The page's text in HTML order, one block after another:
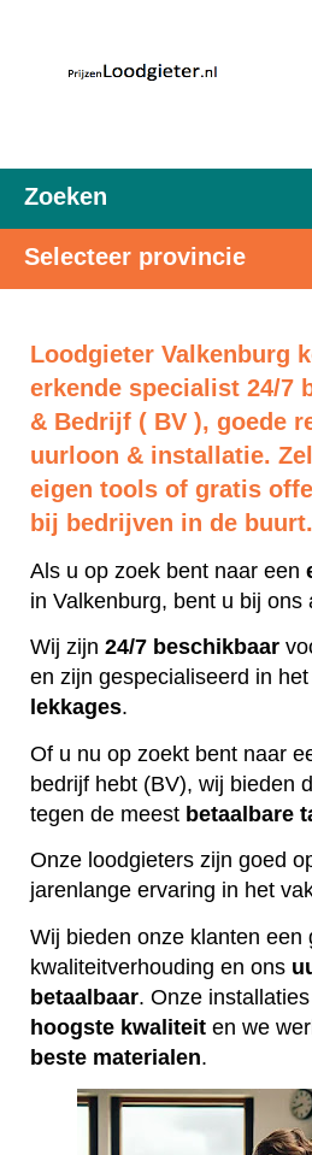
Zoeken
Selecteer provincie
Loodgieter Valkenburg
erkende specialist 24/7
& Bedrijf ( BV ), goede
uurloon & installatie.
eigen tools of gratis
bij bedrijven in de buurt.
Als u op zoek bent naar een
in Valkenburg, bent u bij ons
Wij zijn 24/7 beschikbaar
en zijn gespecialiseerd in
lekkages.
Of u nu op zoekt bent naar
bedrijf hebt (BV), wij bieden
tegen de meest betaalbare
Onze loodgieters zijn goed
jarenlange ervaring in het
Wij bieden onze klanten een
kwaliteitverhouding en ons
betaalbaar. Onze
hoogste kwaliteit en we
beste materialen.